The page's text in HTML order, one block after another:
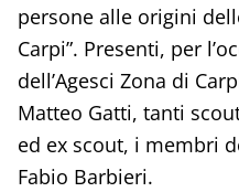
persone alle origini
Carpi”. Presenti, per
dell’Agesci Zona di
Matteo Gatti, tanti
ed ex scout, i membri
Fabio Barbieri.